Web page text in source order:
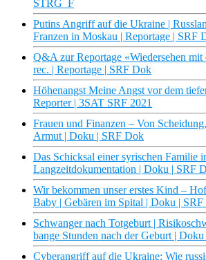
STRG_F
Putins Angriff auf die Ukraine |
Franzen in Moskau | Reportage | SRF
Q&A zur Reportage «Wiedersehen mit
rec. | Reportage | SRF Dok
Höhenangst Meine Angst vor dem
Reporter | 3SAT SRF 2021
Frauen und Finanzen – Von
Armut | Doku | SRF Dok
Das Schicksal einer syrischen Familie
Langzeitdokumentation | Doku | SRF
Wir bekommen unser erstes Kind –
Baby | Gebären im Spital | Doku |
Schwanger nach Totgeburt |
bange Stunden nach der Geburt |
Cyberangriff auf die Ukraine: Wie